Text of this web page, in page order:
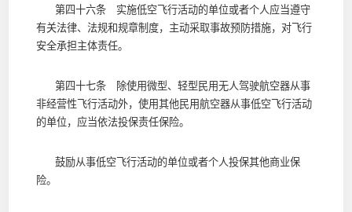
第四十六条 实施低空飞行活动的单位或者个人应当遵守
有关法律、法规和规章制度，主动采取事故预防措施，对飞行
安全承担主体责任。
第四十七条 除使用微型、轻型民用无人驾驶航空器从事
非经营性飞行活动外，使用其他民用航空器从事低空飞行活动
的单位，应当依法投保责任保险。
鼓励从事低空飞行活动的单位或者个人投保其他商业保
险。